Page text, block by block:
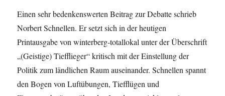
Einen sehr bedenkenswerten Beitrag zur Debatte schrieb
Norbert Schnellen. Er setzt sich in der heutigen
Printausgabe von winterberg-totallokal unter der Überschrift
„(Geistige) Tiefflieger“ kritisch mit der Einstellung der
Politik zum ländlichen Raum auseinander. Schnellen spannt
den Bogen von Luftübungen, Tiefflügen und